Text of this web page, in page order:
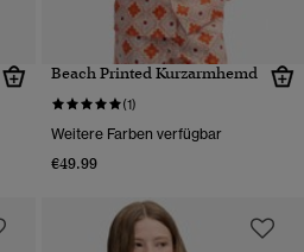
Beach Printed Kurzarmhemd
(1)
Weitere Farben verfügbar
€49.99